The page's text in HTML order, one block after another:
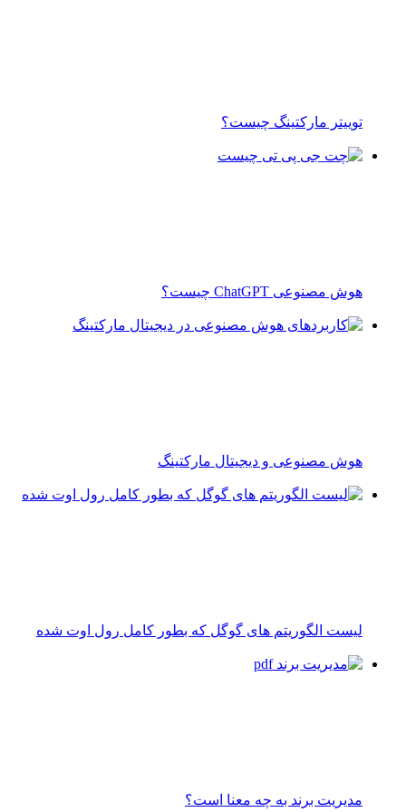
توییتر مارکتینگ چیست؟
هوش مصنوعی ChatGPT چیست؟
هوش مصنوعی و دیجیتال مارکتینگ
لیست الگوریتم های گوگل که بطور کامل رول اوت شده
مدیریت برند به چه معنا است؟